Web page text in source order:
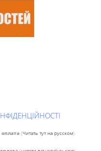
оплата (Читать тут на русском).